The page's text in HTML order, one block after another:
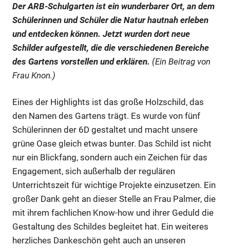
Der ARB-Schulgarten ist ein wunderbarer Ort, an dem
Schülerinnen und Schüler die Natur hautnah erleben
und entdecken können. Jetzt wurden dort neue
Schilder aufgestellt, die die verschiedenen Bereiche
des Gartens vorstellen und erklären. (Ein Beitrag von
Frau Knon.)
Eines der Highlights ist das große Holzschild, das
den Namen des Gartens trägt. Es wurde von fünf
Schülerinnen der 6D gestaltet und macht unsere
grüne Oase gleich etwas bunter. Das Schild ist nicht
nur ein Blickfang, sondern auch ein Zeichen für das
Engagement, sich außerhalb der regulären
Unterrichtszeit für wichtige Projekte einzusetzen. Ein
großer Dank geht an dieser Stelle an Frau Palmer, die
mit ihrem fachlichen Know-how und ihrer Geduld die
Gestaltung des Schildes begleitet hat. Ein weiteres
herzliches Dankeschön geht auch an unseren